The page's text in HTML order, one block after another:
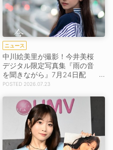
ニュース
中川絵美里が撮影！今井美桜
デジタル限定写真集『雨の音
を聞きながら』7月24日配
信！
2026.07.23